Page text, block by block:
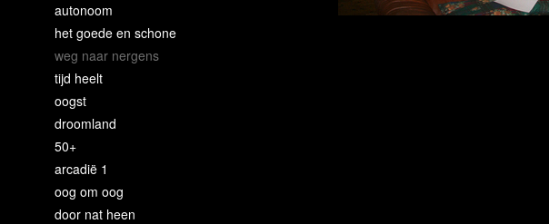
autonoom
het goede en schone
weg naar nergens
tijd heelt
oogst
droomland
50+
arcadië 1
oog om oog
door nat heen